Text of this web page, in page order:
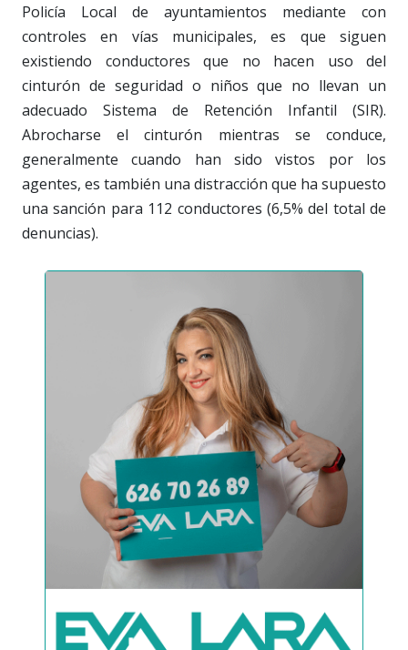
Policía Local de ayuntamientos mediante con
controles en vías municipales, es que siguen
existiendo conductores que no hacen uso del
cinturón de seguridad o niños que no llevan un
adecuado Sistema de Retención Infantil (SIR).
Abrocharse el cinturón mientras se conduce,
generalmente cuando han sido vistos por los
agentes, es también una distracción que ha supuesto
una sanción para 112 conductores (6,5% del total de
denuncias).